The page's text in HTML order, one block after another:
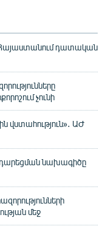
Հայաստանում դատական
չունի
վստահություն»․ ԱԺ
նախագիծը
մեջ